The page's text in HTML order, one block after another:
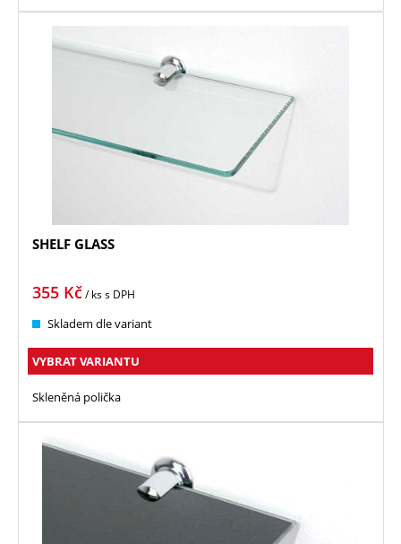
SHELF GLASS
355 Kč/ kss DPH
Skladem dle variant
VYBRAT VARIANTU
Skleněná polička